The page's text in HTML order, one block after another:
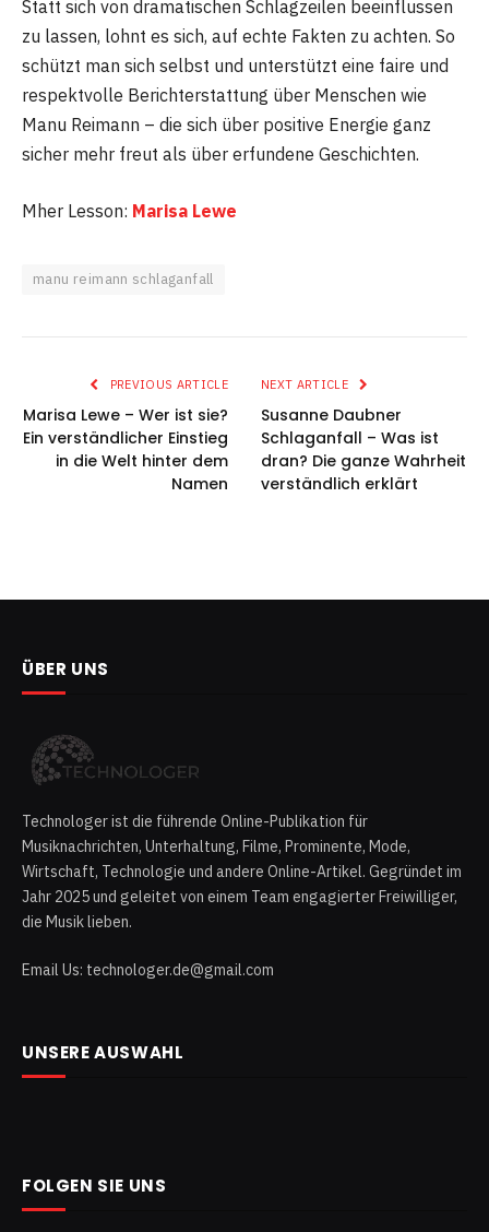
Statt sich von dramatischen Schlagzeilen beeinflussen
zu lassen, lohnt es sich, auf echte Fakten zu achten. So
schützt man sich selbst und unterstützt eine faire und
respektvolle Berichterstattung über Menschen wie
Manu Reimann – die sich über positive Energie ganz
sicher mehr freut als über erfundene Geschichten.
Mher Lesson: Marisa Lewe
manu reimann schlaganfall
PREVIOUS ARTICLE
Marisa Lewe – Wer ist sie?
Ein verständlicher Einstieg
in die Welt hinter dem
Namen
NEXT ARTICLE
Susanne Daubner
Schlaganfall – Was ist
dran? Die ganze Wahrheit
verständlich erklärt
ÜBER UNS
Technologer ist die führende Online-Publikation für
Musiknachrichten, Unterhaltung, Filme, Prominente, Mode,
Wirtschaft, Technologie und andere Online-Artikel. Gegründet im
Jahr 2025 und geleitet von einem Team engagierter Freiwilliger,
die Musik lieben.
Email Us: technologer.de@gmail.com
UNSERE AUSWAHL
FOLGEN SIE UNS